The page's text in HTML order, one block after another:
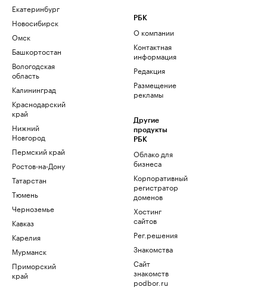
Екатеринбург
Новосибирск
Омск
Башкортостан
Вологодская
область
Калининград
Краснодарский
край
Нижний
Новгород
Пермский край
Ростов-на-Дону
Татарстан
Тюмень
Черноземье
Кавказ
Карелия
Мурманск
Приморский
край
РБК
О компании
Контактная
информация
Редакция
Размещение
рекламы
Другие
продукты
РБК
Облако для
бизнеса
Корпоративный
регистратор
доменов
Хостинг
сайтов
Рег.решения
Знакомства
Сайт
знакомств
podbor.ru